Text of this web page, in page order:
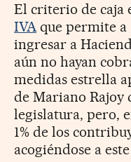
El criterio de caja
IVAque permite a
ingresar a
aún no hayan
medidas estrella
de Mariano Rajoy
legislatura, pero,
1% de los
acogiéndose a